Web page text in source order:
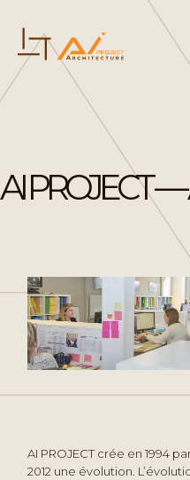
AI PROJECT
AI PROJECT crée en 1994
2012 une évolution.